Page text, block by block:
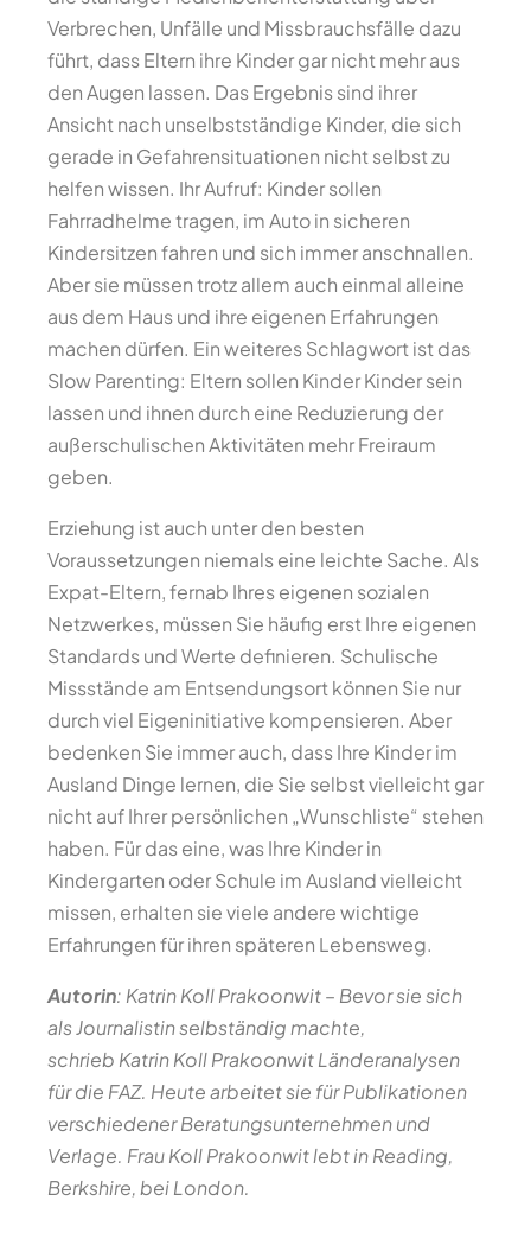
Verbrechen, Unfälle und Missbrauchsfälle dazu
führt, dass Eltern ihre Kinder gar nicht mehr aus
den Augen lassen. Das Ergebnis sind ihrer
Ansicht nach unselbstständige Kinder, die sich
gerade in Gefahrensituationen nicht selbst zu
helfen wissen. Ihr Aufruf: Kinder sollen
Fahrradhelme tragen, im Auto in sicheren
Kindersitzen fahren und sich immer anschnallen.
Aber sie müssen trotz allem auch einmal alleine
aus dem Haus und ihre eigenen Erfahrungen
machen dürfen. Ein weiteres Schlagwort ist das
Slow Parenting: Eltern sollen Kinder Kinder sein
lassen und ihnen durch eine Reduzierung der
außerschulischen Aktivitäten mehr Freiraum
geben.
Erziehung ist auch unter den besten
Voraussetzungen niemals eine leichte Sache. Als
Expat-Eltern, fernab Ihres eigenen sozialen
Netzwerkes, müssen Sie häufig erst Ihre eigenen
Standards und Werte definieren. Schulische
Missstände am Entsendungsort können Sie nur
durch viel Eigeninitiative kompensieren. Aber
bedenken Sie immer auch, dass Ihre Kinder im
Ausland Dinge lernen, die Sie selbst vielleicht gar
nicht auf Ihrer persönlichen „Wunschliste“ stehen
haben. Für das eine, was Ihre Kinder in
Kindergarten oder Schule im Ausland vielleicht
missen, erhalten sie viele andere wichtige
Erfahrungen für ihren späteren Lebensweg.
Autorin: Katrin Koll Prakoonwit– Bevor sie sich
als Journalistin selbständig machte,
schrieb Katrin Koll Prakoonwit Länderanalysen
für die FAZ. Heute arbeitet sie für Publikationen
verschiedener Beratungsunternehmen und
Verlage. Frau Koll Prakoonwit lebt in Reading,
Berkshire, bei London.